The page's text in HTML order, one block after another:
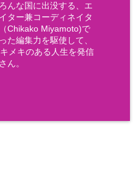
んな国に出没する、エ
ター兼コーディネイタ
Chikako Miyamoto)で
た編集力を駆使して、
メキのある人生を発信
ん。